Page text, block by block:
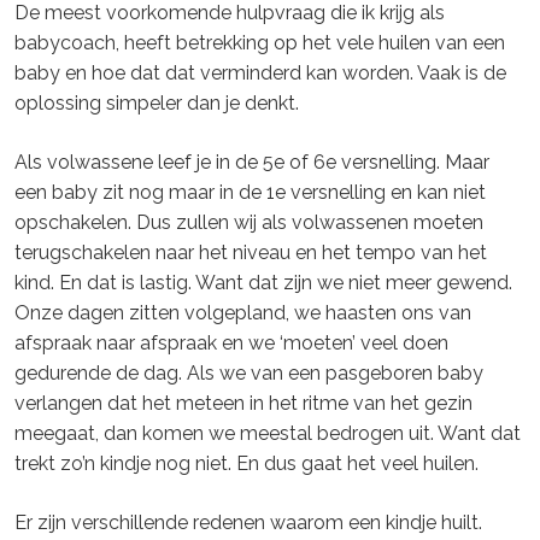
De meest voorkomende hulpvraag die ik krijg als
babycoach, heeft betrekking op het vele huilen van een
baby en hoe dat dat verminderd kan worden. Vaak is de
oplossing simpeler dan je denkt.
Als volwassene leef je in de 5e of 6e versnelling. Maar
een baby zit nog maar in de 1e versnelling en kan niet
opschakelen. Dus zullen wij als volwassenen moeten
terugschakelen naar het niveau en het tempo van het
kind. En dat is lastig. Want dat zijn we niet meer gewend.
Onze dagen zitten volgepland, we haasten ons van
afspraak naar afspraak en we ‘moeten’ veel doen
gedurende de dag. Als we van een pasgeboren baby
verlangen dat het meteen in het ritme van het gezin
meegaat, dan komen we meestal bedrogen uit. Want dat
trekt zo’n kindje nog niet. En dus gaat het veel huilen.
Er zijn verschillende redenen waarom een kindje huilt.